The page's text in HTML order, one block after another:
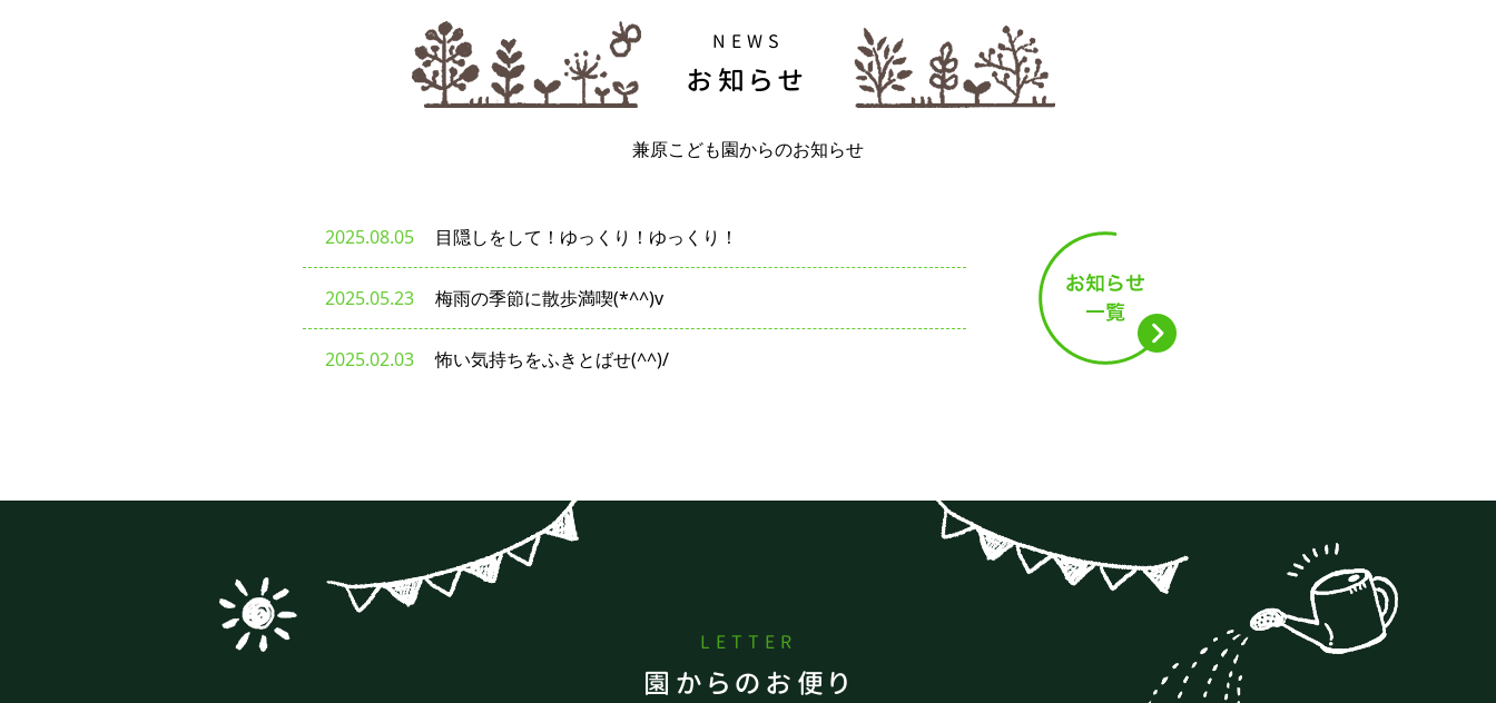
NEWS
お知らせ
兼原こども園からのお知らせ
2025.08.05 目隠しをして！ゆっくり！ゆっくり！
2025.05.23 梅雨の季節に散歩満喫(*^^)v
2025.02.03 怖い気持ちをふきとばせ(^^)/
LETTER
園からのお便り